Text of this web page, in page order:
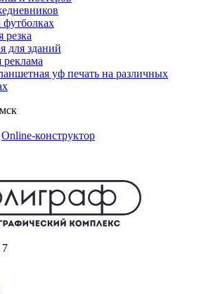
футболках
резка
для зданий
уф печать на различных
Online-конструктор
7